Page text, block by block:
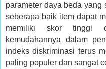
parameter daya beda
seberapa baik item dapat
memiliki skor tinggi
kemudahannya dalam
indeks diskriminasi terus
paling populer dan sangat